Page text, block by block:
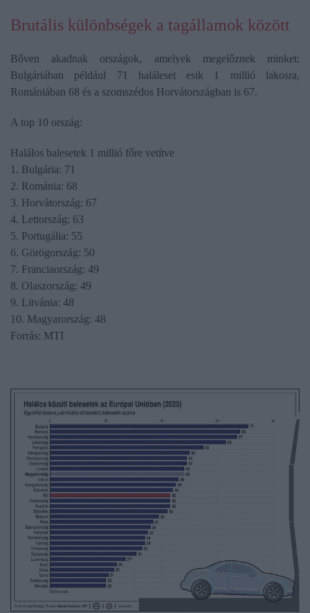
Brutális különbségek a tagállamok között
Bőven akadnak országok, amelyek megelőznek minket:
Bulgáriában például 71 haláleset esik 1 millió lakosra,
Romániában 68 és a szomszédos Horvátországban is 67.
A top 10 ország:
Halálos balesetek 1 millió főre vetítve
1. Bulgária: 71
2. Románia: 68
3. Horvátország: 67
4. Lettország: 63
5. Portugália: 55
6. Görögország: 50
7. Franciaország: 49
8. Olaszország: 49
9. Litvánia: 48
10. Magyarország: 48
Forrás: MTI